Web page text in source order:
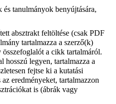
és tanulmányok benyújtására,
absztrakt feltöltése (csak PDF
tartalmazza a szerző(k)
a cikk tartalmáról.
hosszú legyen, tartalmazza a
fejtse ki a kutatási
eredményeket, tartalmazzon
is (ábrák vagy